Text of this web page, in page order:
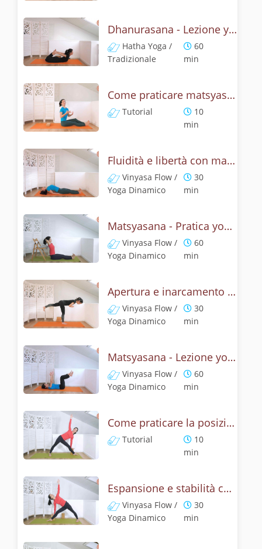
Dhanurasana - Lezione yoga con la storia dell'arco
Hatha Yoga /
Tradizionale
60
min
Come praticare matsyasana, la posizione del pesce? Tutorial
Tutorial
10
min
Fluidità e libertà con matsyasana, la posizione del pesce
Vinyasa Flow /
Yoga Dinamico
30
min
Matsyasana - Pratica yoga con la tecnica della posizione del pesce
Vinyasa Flow /
Yoga Dinamico
60
min
Apertura e inarcamento con la posizione del pesce
Vinyasa Flow /
Yoga Dinamico
30
min
Matsyasana - Lezione yoga con la mitologia della posizione del pescie
Vinyasa Flow /
Yoga Dinamico
60
min
Come praticare la posizione del triangolo? Tutorial di Utthita e Privritta Trikonasana
Tutorial
10
min
Espansione e stabilità con la posizione del triangolo, Utthita Trikonasana
Vinyasa Flow /
Yoga Dinamico
30
min